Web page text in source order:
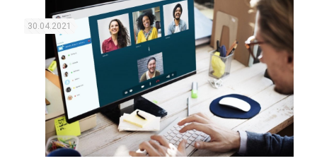
30.04.2021